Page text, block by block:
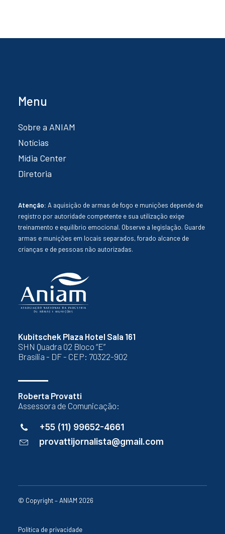
Kubitschek Plaza Hotel Sala 161
SHN Quadra 02 Bloco “E”
Brasília - DF - CEP: 70322-902
Roberta Provatti
Assessora de Comunicação:
+55 (11) 99652-4661
provattijornalista@gmail.com
Menu
Sobre a ANIAM
Notícias
Mídia Center
Diretoria
Atenção: A aquisição de armas de fogo e munições depende de
registro por autoridade competente e sua utilização exige
treinamento e equilíbrio emocional. Observe a legislação. Guarde
armas e munições em locais separados, forado alcance de
crianças e de pessoas não autorizadas.
© Copyright – ANIAM 2026
Política de privacidade